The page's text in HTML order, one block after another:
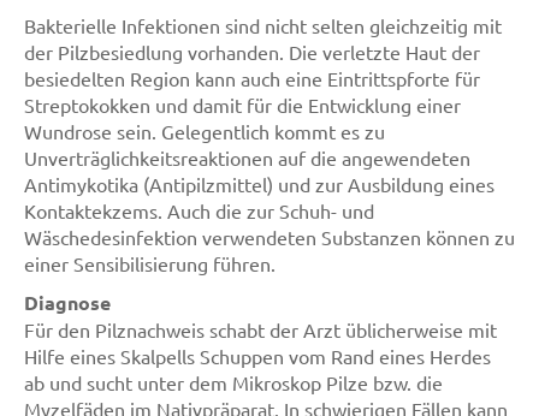
Bakterielle Infektionen sind nicht selten gleichzeitig mit
der Pilzbesiedlung vorhanden. Die verletzte Haut der
besiedelten Region kann auch eine Eintrittspforte für
Streptokokken und damit für die Entwicklung einer
Wundrose sein. Gelegentlich kommt es zu
Unverträglichkeitsreaktionen auf die angewendeten
Antimykotika (Antipilzmittel) und zur Ausbildung eines
Kontaktekzems. Auch die zur Schuh- und
Wäschedesinfektion verwendeten Substanzen können zu
einer Sensibilisierung führen.
Diagnose
Für den Pilznachweis schabt der Arzt üblicherweise mit
Hilfe eines Skalpells Schuppen vom Rand eines Herdes
ab und sucht unter dem Mikroskop Pilze bzw. die
Myzelfäden im Nativpräparat. In schwierigen Fällen kann